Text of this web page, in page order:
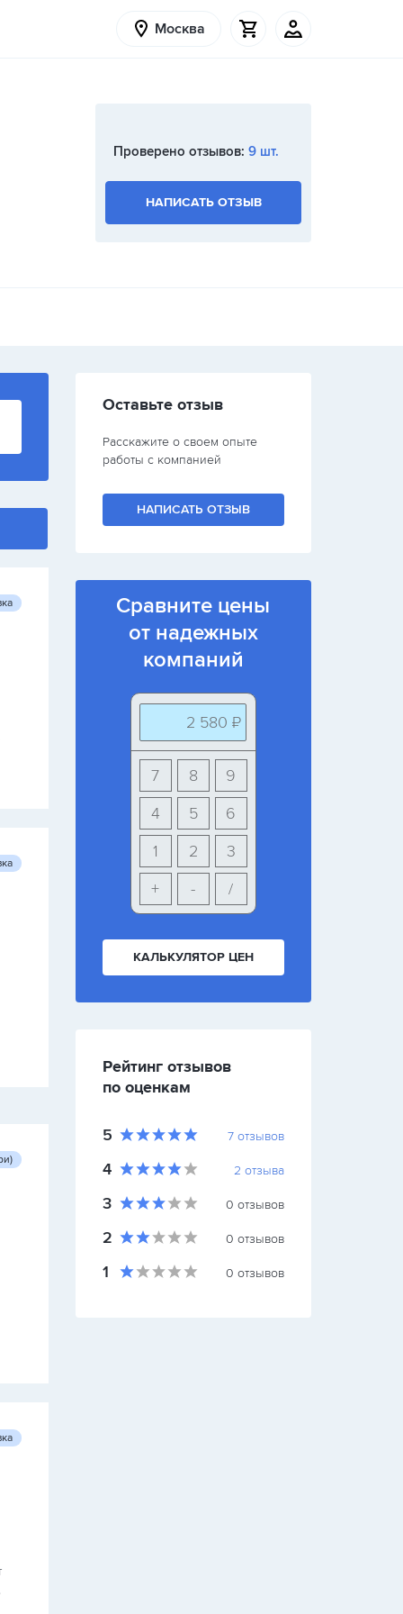
Москва
Проверено отзывов: 9 шт.
НАПИСАТЬ ОТЗЫВ
Оставьте отзыв
Расскажите о своем опыте
работы с компанией
НАПИСАТЬ ОТЗЫВ
Сравните цены
от надежных
компаний
2 580 ₽
9
8
7
6
5
4
3
2
1
+
- /
КАЛЬКУЛЯТОР ЦЕН
Рейтинг отзывов
по оценкам
5 7 отзывов
4 2 отзыва
3 0 отзывов
2 0 отзывов
1 0 отзывов